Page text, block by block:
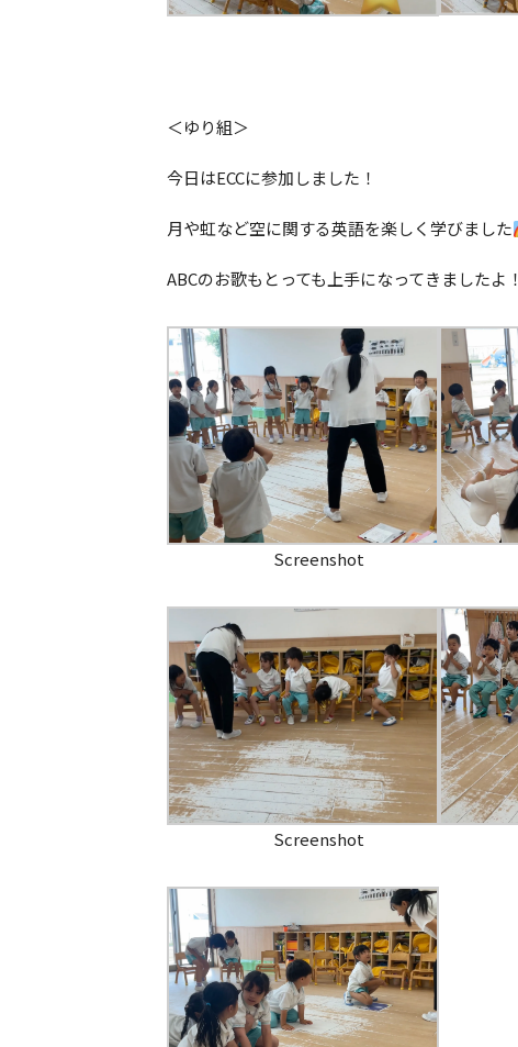
＜ゆり組＞
今日はECCに参加しました！
月や虹など空に関する英語を楽しく学びました
ABCのお歌もとっても上手になってきましたよ！
Screenshot
Screenshot